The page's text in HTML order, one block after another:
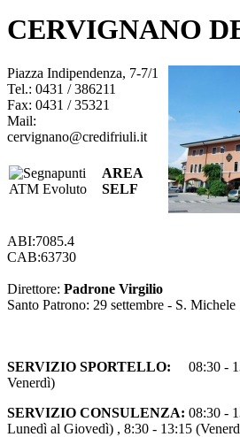
CERVIGNANO
Piazza Indipendenza, 7-7/1
Tel.: 0431 / 386211
Fax: 0431 / 35321
Mail:
cervignano@credifriuli.it
AREA
SELF
ABI:7085.4
CAB:63730
Direttore: Padrone Virgilio
Santo Patrono: 29 settembre - S. Michele
SERVIZIO SPORTELLO: 08:30 -
Venerdì)
SERVIZIO CONSULENZA: 08:30 -
Lunedì al Giovedì) , 8:30 - 13:15